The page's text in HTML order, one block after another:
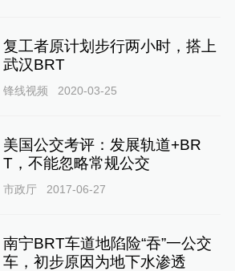
复工者原计划步行两小时，搭上
武汉BRT
锋线视频 2020-03-25
美国公交考评：发展轨道+BR
T，不能忽略常规公交
市政厅 2017-06-27
南宁BRT车道地陷险“吞”一公交
车，初步原因为地下水渗透